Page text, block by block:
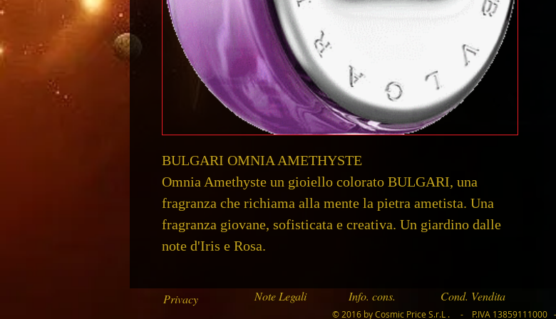
BULGARI OMNIA AMETHYSTE
Omnia Amethyste un gioiello colorato BULGARI, una
fragranza che richiama alla mente la pietra ametista. Una
fragranza giovane, sofisticata e creativa. Un giardino dalle
note d'Iris e Rosa.
Privacy Note Legali Info. cons. Cond. Vendita
© 2016 by Cosmic Price S.r.L . - P.IVA 13859111000